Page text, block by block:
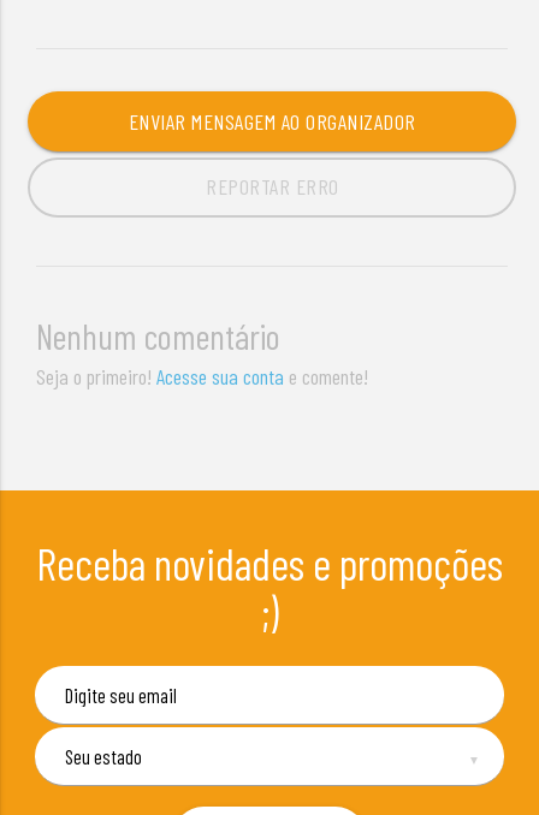
ENVIAR MENSAGEM AO ORGANIZADOR
REPORTAR ERRO
Nenhum comentário
Seja o primeiro!Acesse sua conta e comente!
Receba novidades e promoções
;)
▼